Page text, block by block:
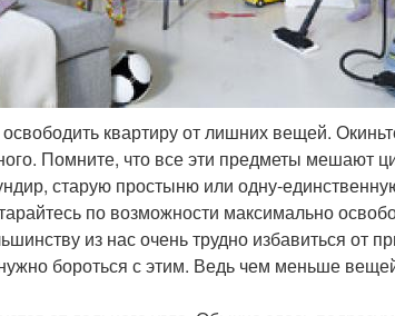
квартиру от лишних вещей.
Помните, что все эти предметы мешают
старую простыню или одну-
по возможности максимально
из нас очень трудно избавиться от
бороться с этим. Ведь чем меньше